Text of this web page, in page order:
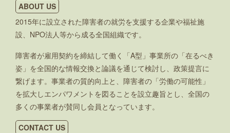
ABOUT US
2015年に設立された障害者の就労を支援する企業や福祉施
設、NPO法人等から成る全国組織です。
障害者が雇用契約を締結して働く「A型」事業所の「在るべき
姿」を全国的な情報交換と論議を通じて検討し、政策提言に
繋げます。事業者の質的向上と、障害者の「労働の可能性」
を拡大しエンパワメントを図ることを設立趣旨とし、全国の
多くの事業者が賛同し会員となっています。
CONTACT US